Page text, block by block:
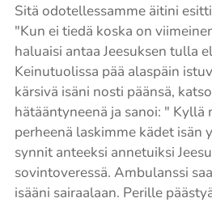
Sitä odotellessamme äitini
"Kun ei tiedä koska on
haluaisi antaa Jeesuksen tulla
Keinutuolissa pää alaspäin
kärsivä isäni nosti päänsä,
hätääntyneenä ja sanoi: " Kyllä
perheenä laskimme kädet isän
synnit anteeksi annetuiksi
sovintoveressä. Ambulanssi
isääni sairaalaan. Perille